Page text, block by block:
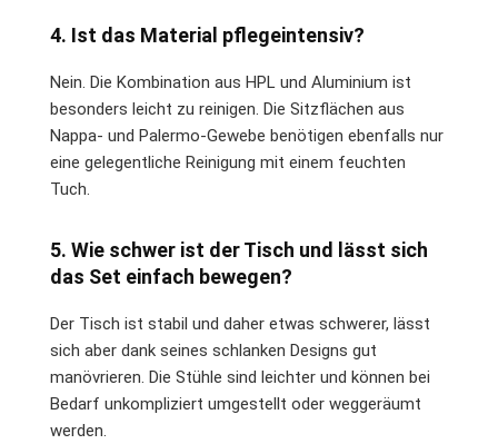
4. Ist das Material pflegeintensiv?
Nein. Die Kombination aus HPL und Aluminium ist
besonders leicht zu reinigen. Die Sitzflächen aus
Nappa- und Palermo-Gewebe benötigen ebenfalls nur
eine gelegentliche Reinigung mit einem feuchten
Tuch.
5. Wie schwer ist der Tisch und lässt sich
das Set einfach bewegen?
Der Tisch ist stabil und daher etwas schwerer, lässt
sich aber dank seines schlanken Designs gut
manövrieren. Die Stühle sind leichter und können bei
Bedarf unkompliziert umgestellt oder weggeräumt
werden.